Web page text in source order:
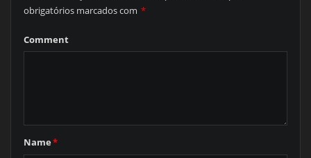
obrigatórios marcados com *
Comment
Name*